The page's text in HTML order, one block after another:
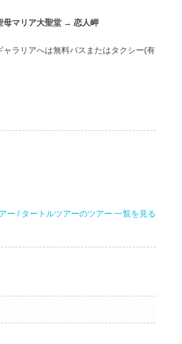
母マリア大聖堂 → 恋人岬
ラリアへは無料バスまたはタクシー(有
ー / タートルツアーのツアー 一覧を見る